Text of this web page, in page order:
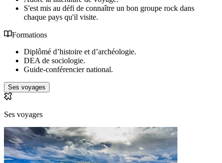
S'est mis au défi de connaître un bon groupe rock dans
chaque pays qu'il visite.
Formations
Diplômé d’histoire et d’archéologie.
DEA de sociologie.
Guide-conférencier national.
Ses voyages
Ses voyages